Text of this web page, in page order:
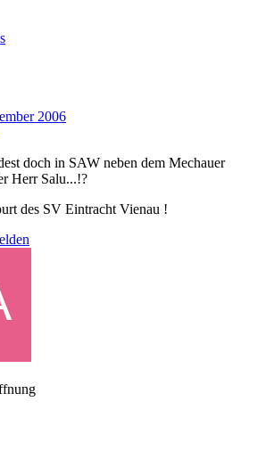
2006
doch in SAW neben dem Mechauer
Herr Salu...!?
des SV Eintracht Vienau !